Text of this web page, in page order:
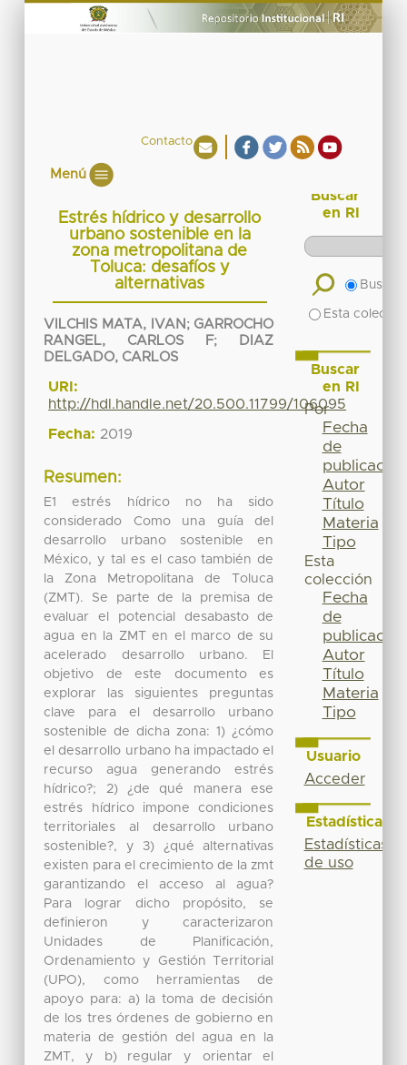
Contacto
Menú
Estrés hídrico y desarrollo
urbano sostenible en la
zona metropolitana de
Toluca: desafíos y
alternativas
VILCHIS MATA, IVAN ; GARROCHO
RANGEL, CARLOS F;
DIAZ
DELGADO, CARLOS
URI:
http://hdl.handle.net/20.500.11799/106095
Fecha: 2019
Resumen:
E1 estrés hídrico no ha sido
considerado Como una guía del
desarrollo urbano sostenible en
México, y tal es el caso también de
la Zona Me­tropolitana de Toluca
(ZMT). Se parte de la premisa de
evaluar el potencial desabasto de
agua en la ZMT en el marco de su
acelerado desarrollo urba­no. El
objetivo de este documento es
explorar las siguientes preguntas
clave para el desarrollo urbano
sostenible de dicha zona: 1) ¿cómo
el desarrollo urbano ha impactado el
recurso agua generando estrés
hídrico?; 2) ¿de qué manera ese
estrés hídrico impone condiciones
territoriales al desarrollo ur­bano
sostenible?, y 3) ¿qué alternativas
existen para el crecimiento de la zmt
garantizando el acceso al agua?
Para lograr dicho propósito, se
definieron y caracterizaron
Unidades de Planificación,
Ordenamiento y Gestión Territorial
(UPO), como herramientas de
apoyo para: a) la toma de decisión
de los tres órdenes de go­bierno en
materia de gestión del agua en la
ZMT, y b) regular y orientar el
Buscar
en RI
Buscar
Esta
Buscar
en RI
Por
Fecha
de
publicación
Autor
Título
Materia
Tipo
Esta
colección
Fecha
de
publicación
Autor
Título
Materia
Tipo
Usuario
Acceder
Estadísticas
Estadísticas
de uso